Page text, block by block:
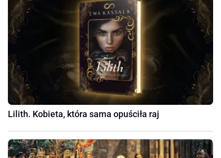
Lilith. Kobieta, która sama opuściła raj